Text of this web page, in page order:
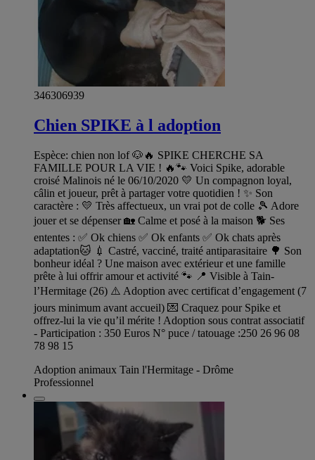
346306939
Chien SPIKE à l adoption
Espèce: chien non lof 🐶🔥 SPIKE CHERCHE SA
FAMILLE POUR LA VIE ! 🔥🐾 Voici Spike, adorable
croisé Malinois né le 06/10/2020 💛 Un compagnon loyal,
câlin et joueur, prêt à partager votre quotidien ! ✨ Son
caractère : 💛 Très affectueux, un vrai pot de colle 🎾 Adore
jouer et se dépenser 🏡 Calme et posé à la maison 🐕 Ses
ententes : ✅ Ok chiens ✅ Ok enfants ✅ Ok chats après
adaptation🐱 💉 Castré, vacciné, traité antiparasitaire 🌳 Son
bonheur idéal ? Une maison avec extérieur et une famille
prête à lui offrir amour et activité 🐾 📍 Visible à Tain-
l’Hermitage (26) ⚠️ Adoption avec certificat d’engagement (7
jours minimum avant accueil) 💌 Craquez pour Spike et
offrez-lui la vie qu’il mérite ! Adoption sous contrat associatif
- Participation : 350 Euros N° puce / tatouage :250 26 96 08
78 98 15
Adoption animaux Tain l'Hermitage - Drôme
Professionnel